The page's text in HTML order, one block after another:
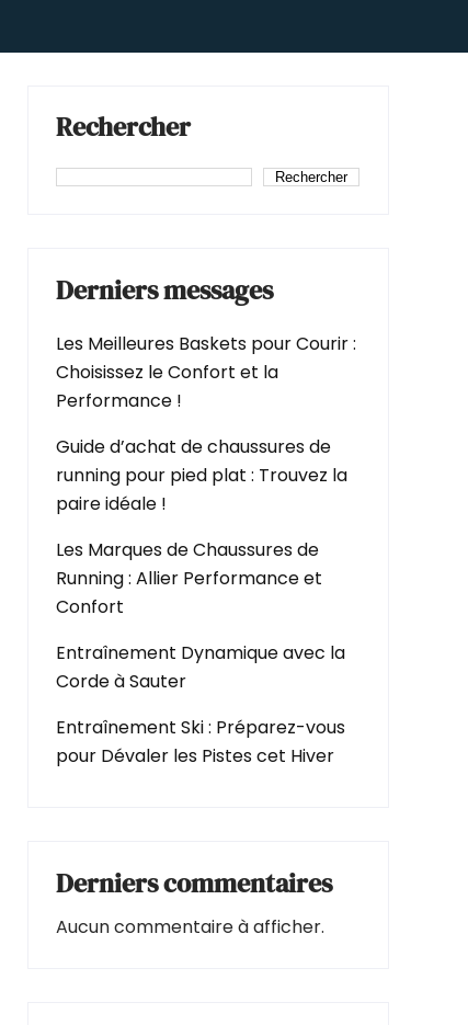
Rechercher
Rechercher
Derniers messages
Les Meilleures Baskets pour Courir :
Choisissez le Confort et la
Performance !
Guide d’achat de chaussures de
running pour pied plat : Trouvez la
paire idéale !
Les Marques de Chaussures de
Running : Allier Performance et
Confort
Entraînement Dynamique avec la
Corde à Sauter
Entraînement Ski : Préparez-vous
pour Dévaler les Pistes cet Hiver
Derniers commentaires
Aucun commentaire à afficher.